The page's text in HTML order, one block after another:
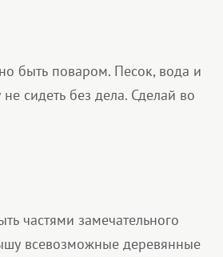
быть поваром. Песок, вода и
сидеть без дела. Сделай во
частями замечательного
всевозможные деревянные